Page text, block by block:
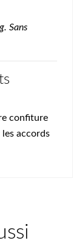
Sans
confiture
accords